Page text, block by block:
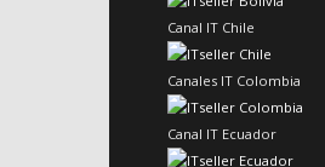
Canal IT Chile
Canales IT Colombia
Canal IT Ecuador